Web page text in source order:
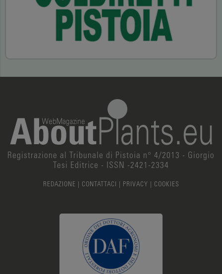
Registrazione al Tribunale di Pistoia n° 4/2013 - Giorgio
Tesi Editrice - ISSN -2421-2334
REDAZIONE | CONTATTACI | PRIVACY | COOKIES